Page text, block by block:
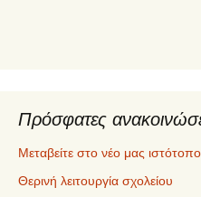
Πρόσφατες
Μεταβείτε στο νέο μας
Θερινή λειτουργία σχολείου